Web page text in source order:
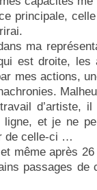
principale,
ma
est droite, les
mes actions,
d’artiste, il
ligne, et je ne
de celle-ci …
même après
passages de